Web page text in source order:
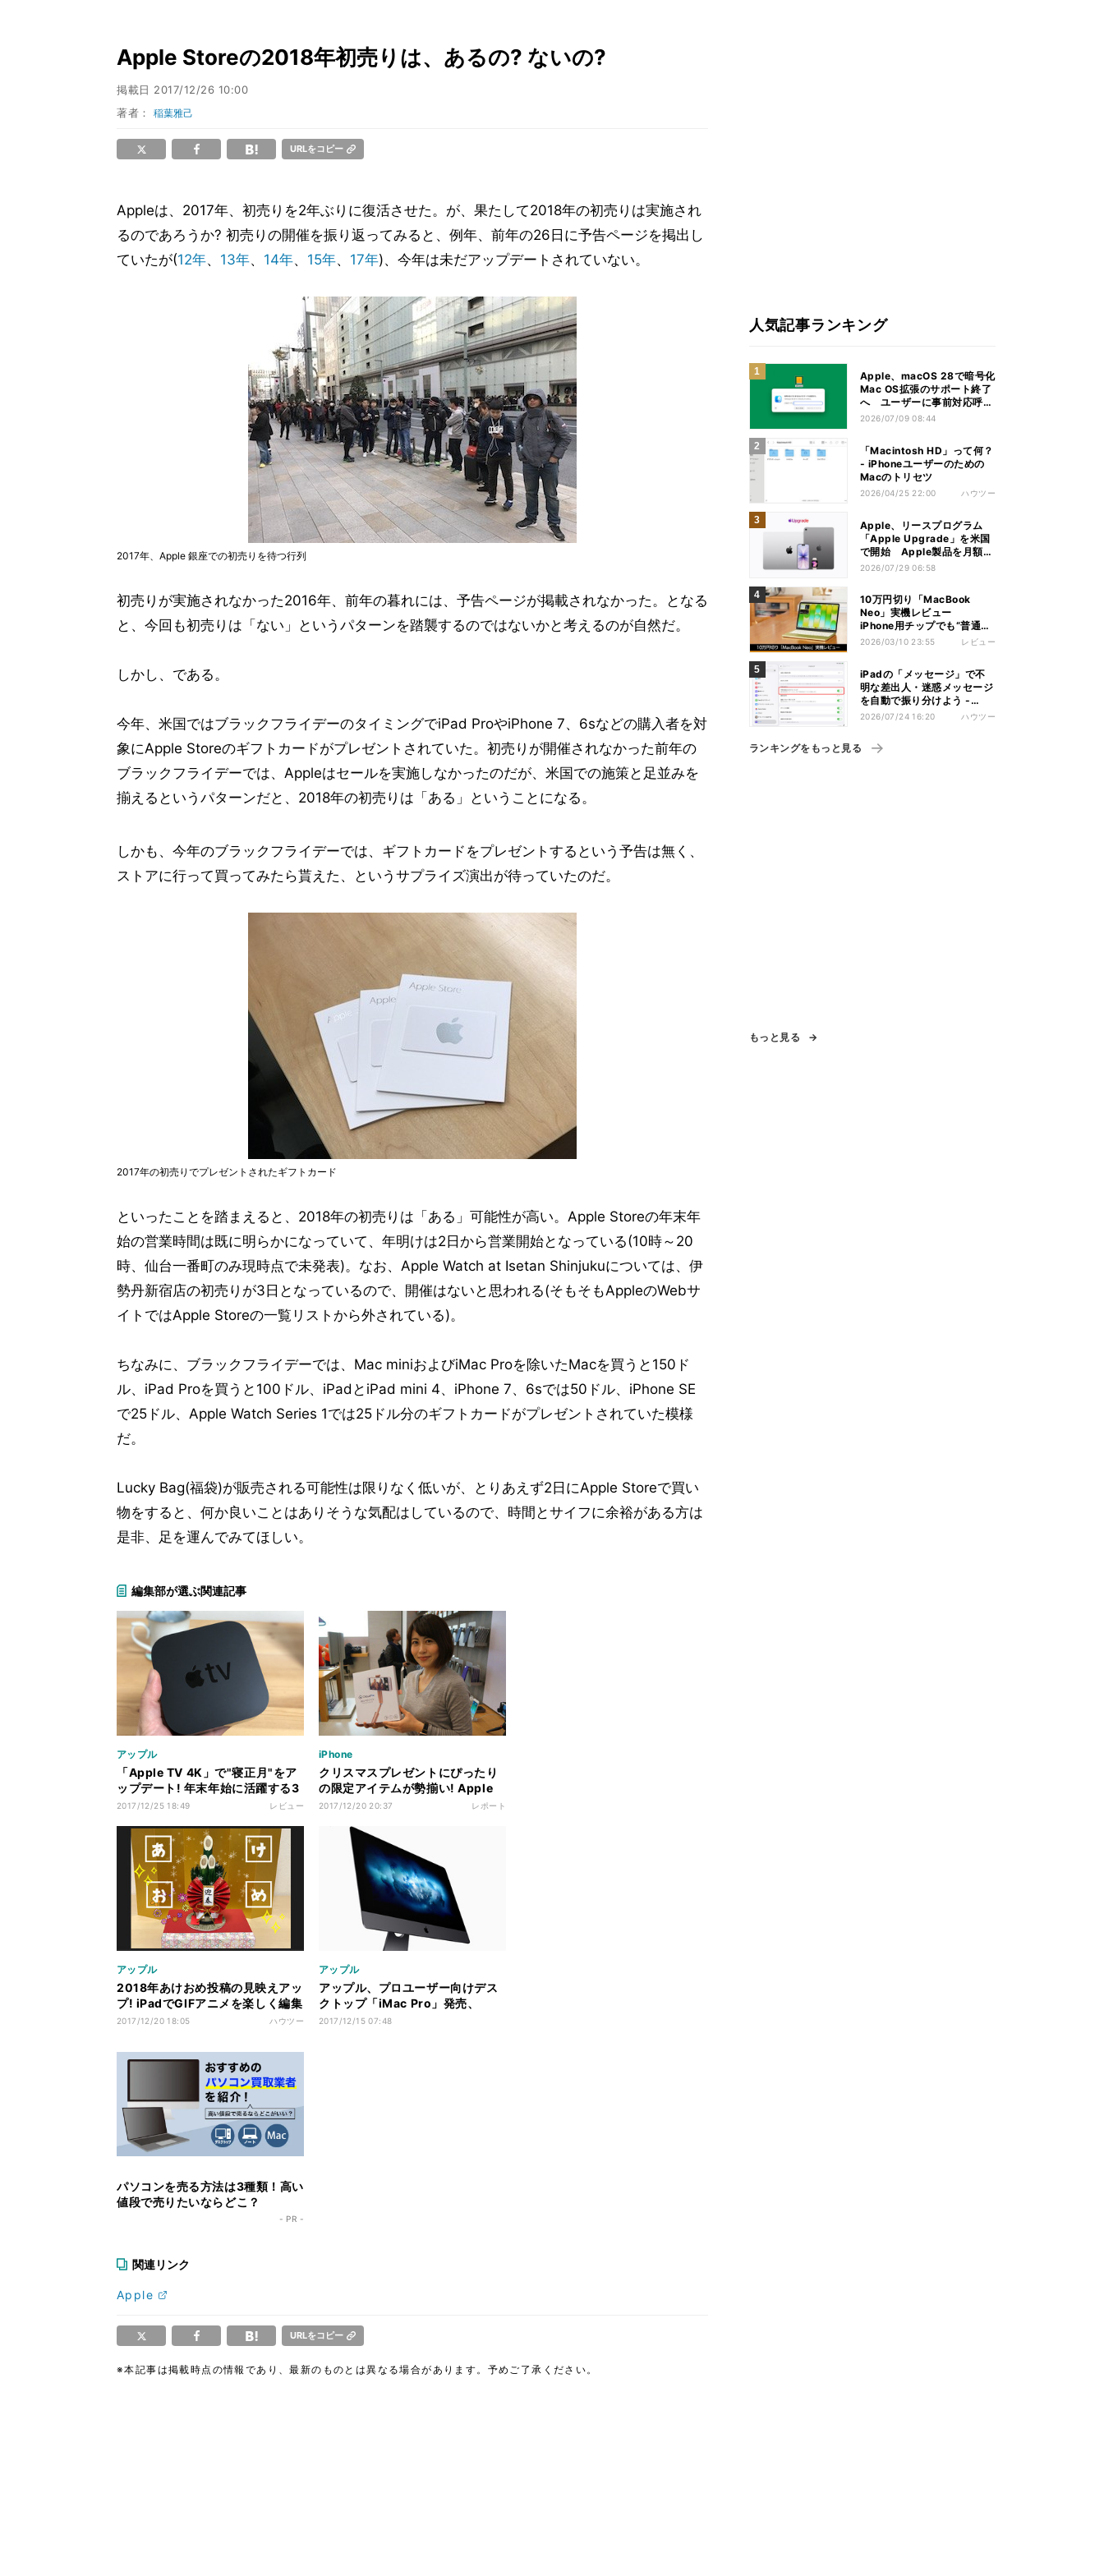
Apple Storeの2018年初売りは、あるの? ないの?
掲載日 2017/12/26 10:00
著者：稲葉雅己
URLをコピー
Appleは、2017年、初売りを2年ぶりに復活させた。が、果たして2018年の初売りは実施され
るのであろうか? 初売りの開催を振り返ってみると、例年、前年の26日に予告ページを掲出し
ていたが(12年、 13年、 14年、 15年、 17年)、今年は未だアップデートされていない。
2017年、Apple 銀座での初売りを待つ行列
初売りが実施されなかった2016年、前年の暮れには、予告ページが掲載されなかった。となる
と、今回も初売りは「ない」というパターンを踏襲するのではないかと考えるのが自然だ。
しかし、である。
今年、米国ではブラックフライデーのタイミングでiPad ProやiPhone 7、6sなどの購入者を対
象にApple Storeのギフトカードがプレゼントされていた。初売りが開催されなかった前年の
ブラックフライデーでは、Appleはセールを実施しなかったのだが、米国での施策と足並みを
揃えるというパターンだと、2018年の初売りは「ある」ということになる。
しかも、今年のブラックフライデーでは、ギフトカードをプレゼントするという予告は無く、
ストアに行って買ってみたら貰えた、というサプライズ演出が待っていたのだ。
2017年の初売りでプレゼントされたギフトカード
といったことを踏まえると、2018年の初売りは「ある」可能性が高い。Apple Storeの年末年
始の営業時間は既に明らかになっていて、年明けは2日から営業開始となっている(10時～20
時、仙台一番町のみ現時点で未発表)。なお、Apple Watch at Isetan Shinjukuについては、伊
勢丹新宿店の初売りが3日となっているので、開催はないと思われる(そもそもAppleのWebサ
イトではApple Storeの一覧リストから外されている)。
ちなみに、ブラックフライデーでは、Mac miniおよびiMac Proを除いたMacを買うと150ド
ル、iPad Proを買うと100ドル、iPadとiPad mini 4、iPhone 7、6sでは50ドル、iPhone SE
で25ドル、Apple Watch Series 1では25ドル分のギフトカードがプレゼントされていた模様
だ。
Lucky Bag(福袋)が販売される可能性は限りなく低いが、とりあえず2日にApple Storeで買い
物をすると、何か良いことはありそうな気配はしているので、時間とサイフに余裕がある方は
是非、足を運んでみてほしい。
編集部が選ぶ関連記事
アップル
「Apple TV 4K」で"寝正月"をア
ップデート! 年末年始に活躍する3
つのシーン
2017/12/25 18:49 レビュー
iPhone
クリスマスプレゼントにぴったり
の限定アイテムが勢揃い! Apple
表参道でお買い物
2017/12/20 20:37 レポート
アップル
2018年あけおめ投稿の見映えアッ
プ! iPadでGIFアニメを楽しく編集
する方法
2017/12/20 18:05 ハウツー
アップル
アップル、プロユーザー向けデス
クトップ「iMac Pro」発売、
558,800円から
2017/12/15 07:48
パソコンを売る方法は3種類！高い
値段で売りたいならどこ？
- PR -
関連リンク
Apple
URLをコピー
※本記事は掲載時点の情報であり、最新のものとは異なる場合があります。予めご了承ください。
人気記事ランキング
Apple、macOS 28で暗号化
Mac OS拡張のサポート終了
へ ユーザーに事前対応呼び
かけ
2026/07/09 08:44
「Macintosh HD」って何？
- iPhoneユーザーのための
Macのトリセツ
2026/04/25 22:00 ハウツー
Apple、リースプログラム
「Apple Upgrade」を米国
で開始 Apple製品を月額で
利用
2026/07/29 06:58
10万円切り「MacBook
Neo」実機レビュー
iPhone用チップでも“普通に
使えた”意外な実力
2026/03/10 23:55 レビュー
iPadの「メッセージ」で不
明な差出人・迷惑メッセージ
を自動で振り分けよう -
iPadパソコン化講座
2026/07/24 16:20 ハウツー
ランキングをもっと見る
もっと見る